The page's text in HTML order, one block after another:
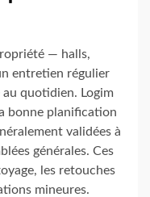
— halls,
entretien régulier
quotidien. Logim
bonne planification
validées à
générales. Ces
les retouches
mineures.